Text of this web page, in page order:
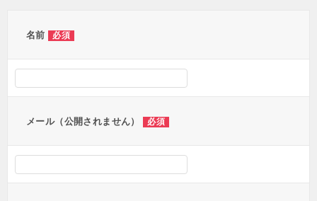
名前 必須
メール（公開されません） 必須